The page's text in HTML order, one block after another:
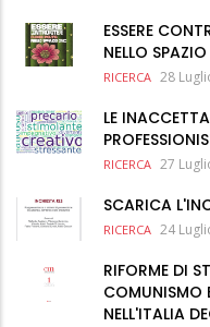
ESSERE
NELLO
RICERCA 28
LE
RICERCA 27
SCARICA
RICERCA 24
RIFORME DI
COMUNISMO
NELL'ITALIA